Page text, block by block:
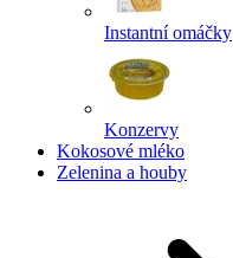
Instantní omáčky
Konzervy
Kokosové mléko
Zelenina a houby